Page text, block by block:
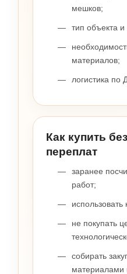
мешков;
тип объекта и
материалов;
логистика по
Как купить
переплат
заранее
работ;
использовать
не покупать
собирать
материалами